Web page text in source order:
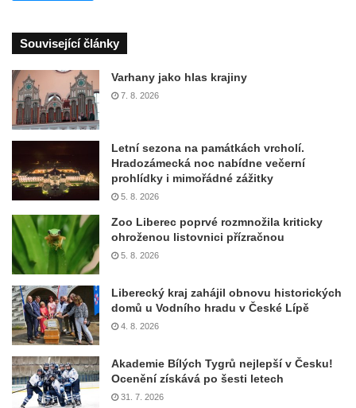
Související články
Varhany jako hlas krajiny
7. 8. 2026
Letní sezona na památkách vrcholí.
Hradozámecká noc nabídne večerní
prohlídky i mimořádné zážitky
5. 8. 2026
Zoo Liberec poprvé rozmnožila kriticky
ohroženou listovnici přízračnou
5. 8. 2026
Liberecký kraj zahájil obnovu historických
domů u Vodního hradu v České Lípě
4. 8. 2026
Akademie Bílých Tygrů nejlepší v Česku!
Ocenění získává po šesti letech
31. 7. 2026